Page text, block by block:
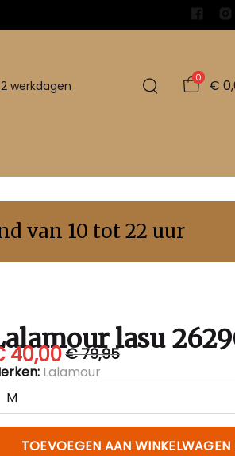
werkdagen
0 €
van 10 tot 22 uur
lasu
40,00€ 79,95
Lalamour
TOEVOEGEN AAN WINKELWAGEN